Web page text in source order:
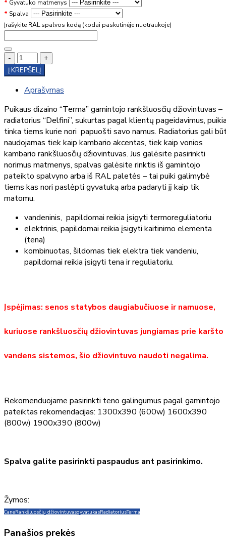
Gyvatuko matmenys
Spalva
Įrašykite RAL spalvos kodą (kodai paskutinėje nuotraukoje)
-
+
Į KREPŠELĮ
Aprašymas
Puikaus dizaino “Terma” gamintojo rankšluosčių džiovintuvas –
radiatorius “Delfini”, sukurtas pagal klientų pageidavimus,
tinka tiems kurie nori papuošti savo namus. Radiatorius gali
naudojamas tiek kaip kambario akcentas, tiek kaip vonios
kambario rankšluosčių džiovintuvas. Jus galėsite pasirinkti
norimus matmenys, spalvas galėsite rinktis iš gamintojo
pateikto spalvyno arba iš RAL paletės – tai puiki galimybė
tiems kas nori paslėpti gyvatuką arba padaryti jį kaip tik
matomu.
vandeninis, papildomai reikia įsigyti termoreguliatoriu
elektrinis, papildomai reikia įsigyti kaitinimo elementa
(tena)
kombinuotas, šildomas tiek elektra tiek vandeniu,
papildomai reikia įsigyti tena ir reguliatoriu.
Įspėjimas: senos statybos daugiabučiuose ir namuose,
kuriuose rankšluosčių džiovintuvas jungiamas prie karšto
vandens sistemos, šio džiovintuvo naudoti negalima.
Rekomenduojame pasirinkti teno galingumus pagal gamintojo
pateiktas rekomendacijas: 1300x390 (600w) 1600x390
(800w) 1900x390 (800w)
Spalva galite pasirinkti paspaudus ant pasirinkimo.
Žymos:
CaneRankšluosčių džiovintuvasgyvatukasRadiatoriusTerma
Panašios prekės